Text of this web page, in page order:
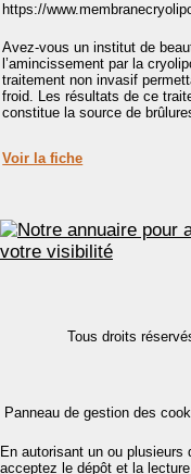
https://
Avez-vous un institut de
l’amincissement par la
traitement non invasif
froid. Les résultats de ce
constitue la source de
Voir la fiche
Conditions
Gestion des cookies
Tous droits
Panneau de gestion des
En autorisant un ou
acceptez le dépôt et la